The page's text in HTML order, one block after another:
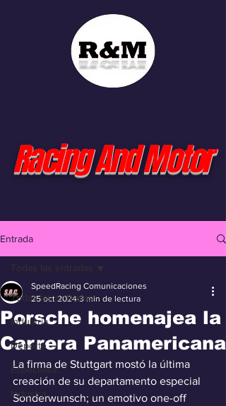
Racing And Motor
Entrada
Todas las entradas
Industria
Deporte
Especiales
Industra
Todas las entradas
Porsche homenajea la
Carrera Panamericana
SpeedRacing Comunicaciones
25 oct 2024 3 min de lectura
La firma de Stuttgart mostó la última
creación de su departamento especial
Sonderwunsch; un emotivo one-off